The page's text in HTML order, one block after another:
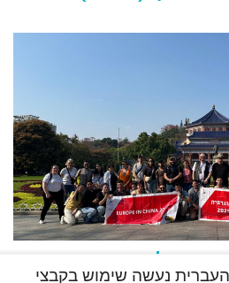
נעשה שימוש בקבצי